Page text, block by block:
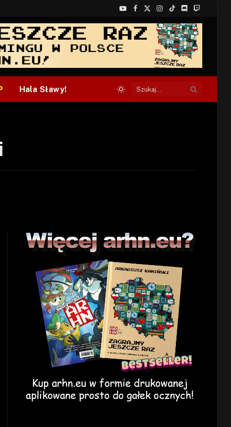
YouTube
Facebook
X
(Twitter)
Instagram
TikTokDiscordTwitch
Hala Sławy!